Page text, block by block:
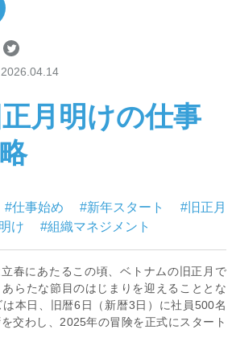
2026.04.14
月明けの仕事
#仕事始め #新年スタート
#旧正月
け #組織マネジメント
春にあたるこの頃、ベトナムの旧正月で
らたな節目のはじまりを迎えることとな
本日、旧暦6日（新暦3日）に社員500名
交わし、2025年の冒険を正式にスタート